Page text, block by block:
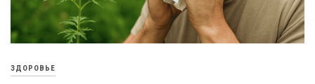
ЗДОРОВЬЕ